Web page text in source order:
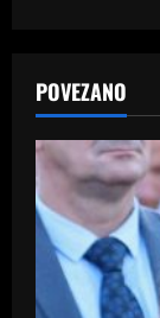
a
v
i
g
POVEZANO